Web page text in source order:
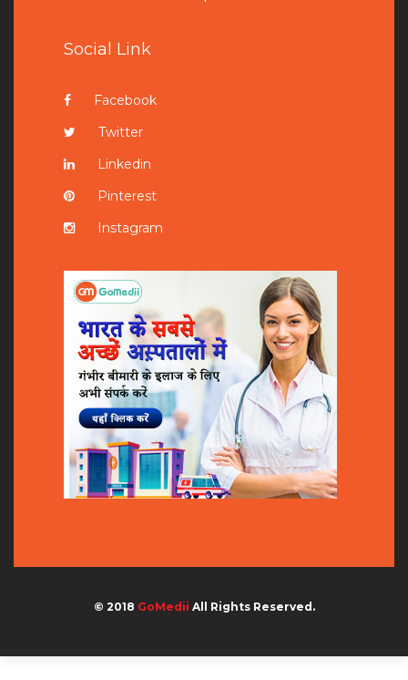
Social Link
Facebook
Twitter
Linkedin
Pinterest
Instagram
© 2018 GoMedii All Rights Reserved.